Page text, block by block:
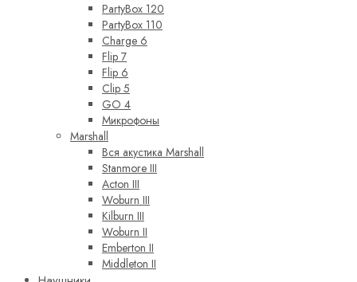
PartyBox 120
PartyBox 110
Charge 6
Flip 7
Flip 6
Clip 5
GO 4
Микрофоны
Marshall
Вся акустика Marshall
Stanmore III
Acton III
Woburn III
Kilburn III
Woburn II
Emberton II
Middleton II